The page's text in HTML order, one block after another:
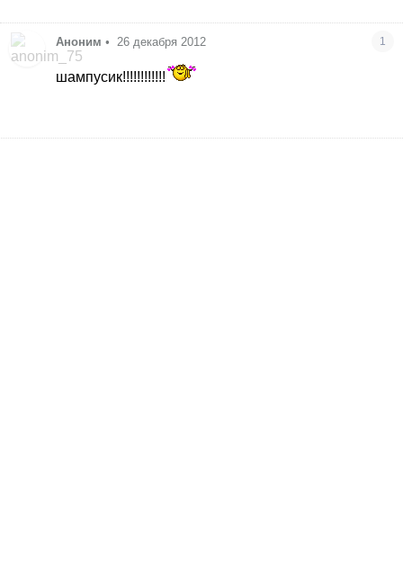
Аноним • 26 декабря 2012 1
шампусик!!!!!!!!!!!!